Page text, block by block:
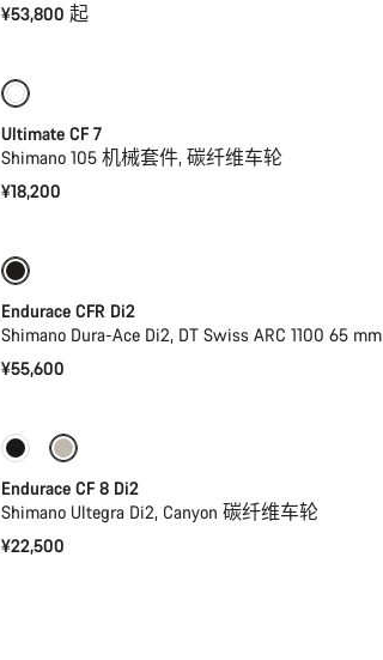
¥53,800 起
Ultimate CF 7
Shimano 105 机械套件, 碳纤维车轮
¥18,200
Endurace CFR Di2
Shimano Dura-Ace Di2, DT Swiss ARC 1100 65 mm
¥55,600
新品上架
Endurace CF 8 Di2
Shimano Ultegra Di2, Canyon 碳纤维车轮
¥22,500